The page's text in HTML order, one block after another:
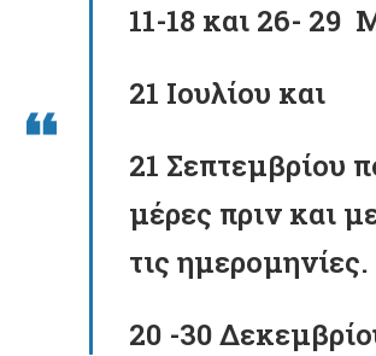
11-18 και 26- 29
21 Ιουλίου και
21 Σεπτεμβρίου
μέρες πριν και
τις ημερομηνίες.
20 -30